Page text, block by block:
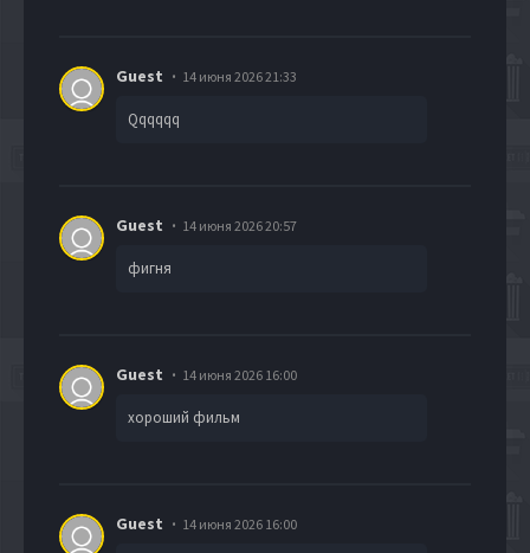
Guest 14 июня 2026 21:33
Qqqqqq
Guest 14 июня 2026 20:57
фигня
Guest 14 июня 2026 16:00
хороший фильм
Guest 14 июня 2026 16:00